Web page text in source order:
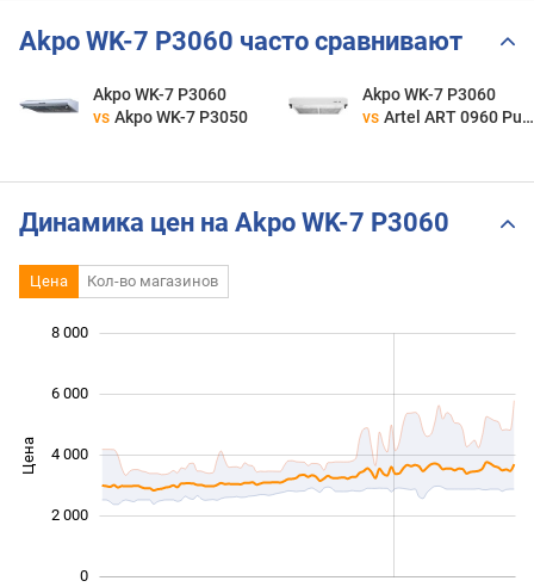
Akpo WK-7 P3060 часто сравнивают
Akpo WK-7 P3060
vs Akpo WK-7 P3050
Akpo WK-7 P3060
vs Artel ART 0960 Punto
Динамика цен на Akpo WK-7 P3060
Цена Кол-во магазинов
Цена 1 000
0
2 000
4 000
6 000
8 000